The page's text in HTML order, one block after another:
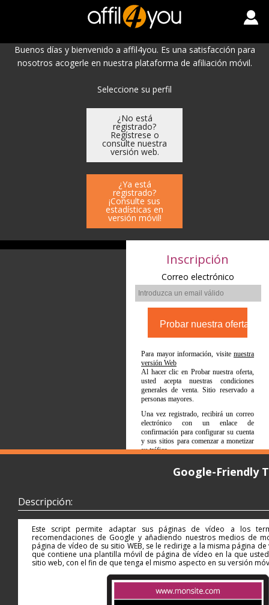
Buenos días y bienvenido a affil4you. Es una satisfacción para
nosotros acogerle en nuestra plataforma de afiliación móvil.
Seleccione su perfil
¿No está
registrado?
Regístrese o
consulte nuestra
versión web.
¿Ya está
registrado?
¡Consulte sus
estadísticas en
versión móvil!
Inscripción
Correo electrónico
Para mayor información, visite nuestra
versión Web
Al hacer clic en Probar nuestra oferta,
usted acepta nuestras condiciones
generales de venta. Sitio reservado a
personas mayores.
Una vez registrado, recibirá un correo
electrónico con un enlace de
confirmación para configurar su cuenta
y sus sitios para comenzar a monetizar
su tráfico.
Google-Friendly
Descripción:
Este script permite adaptar sus páginas de vídeo a los
recomendaciones de Google y añadiendo nuestros medios de
página de vídeo de su sitio WEB, se le redirige a la misma página
que contiene una plantilla móvil de página de vídeo en la que
sitio web, con el fin de que tenga el mismo aspecto en su versión